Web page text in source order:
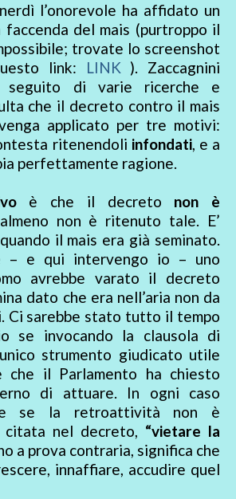
l’onorevole ha affidato un
faccenda del mais (purtroppo il
trovate lo screenshot
link:
LINK ). Zaccagnini
seguito di varie ricerche e
che il decreto contro il mais
applicato per tre motivi:
ritenendoli infondati, e a
perfettamente ragione.
è che il decreto non è
non è ritenuto tale. E’
il mais era già seminato.
– e qui intervengo io – uno
avrebbe varato il decreto
dato che era nell’aria non da
Ci sarebbe stato tutto il tempo
se invocando la clausola di
strumento giudicato utile
che il Parlamento ha chiesto
di attuare. In ogni caso
se la retroattività non è
citata nel decreto, “vietare la
a prova contraria, significa che
innaffiare, accudire quel